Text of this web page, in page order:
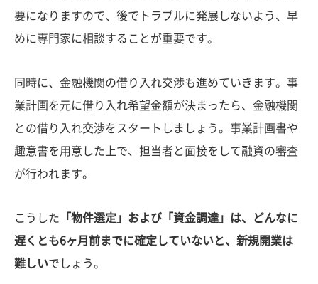
要になりますので、後でトラブルに発展しないよう、早
めに専門家に相談することが重要です。
同時に、金融機関の借り入れ交渉も進めていきます。事
業計画を元に借り入れ希望金額が決まったら、金融機関
との借り入れ交渉をスタートしましょう。事業計画書や
趣意書を用意した上で、担当者と面接をして融資の審査
が行われます。
こうした 「物件選定」および「資金調達」は、どんなに
遅くとも6ヶ月前までに確定していないと、新規開業は
難しいでしょう。